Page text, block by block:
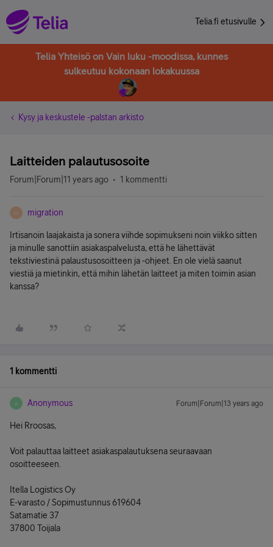
Telia.fi etusivulle
Telia Yhteisö on Vain luku -moodissa, kunnes
sulkeutuu kokonaan lokakuussa
Kysy ja keskustele -palstan arkisto
Laitteiden palautusosoite
Forum|Forum|11 years ago 1 kommentti
M migration
Irtisanoin laajakaista ja sonera viihde sopimukseni noin viikko sitten
ja minulle sanottiin asiakaspalvelusta, että he lähettävät
tekstiviestinä palaustusosoitteen ja -ohjeet. En ole vielä saanut
viestiä ja mietinkin, että mihin lähetän laitteet ja miten toimin asian
kanssa?
1 kommentti
A Anonymous Forum|Forum|13 years ago
Hei Rroosas,
Voit palauttaa laitteet asiakaspalautuksena seuraavaan
osoitteeseen.
Itella Logistics Oy
E-varasto / Sopimustunnus 619604
Satamatie 37
37800 Toijala